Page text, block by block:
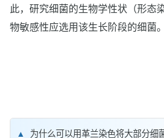
此，研究细菌的生物学性状（形态
物敏感性应选用该生长阶段的细菌。
为什么可以用革兰染色将大部分细